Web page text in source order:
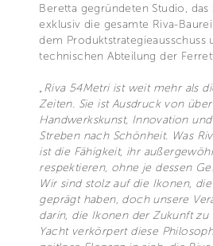
Beretta gegründeten Studio, das
exklusiv die gesamte Riva-
dem Produktstrategieausschuss
technischen Abteilung der
„Riva 54Metri ist weit mehr als
Zeiten. Sie ist Ausdruck von
Handwerkskunst, Innovation
Streben nach Schönheit. Was
ist die Fähigkeit, ihr
respektieren, ohne je dessen
Wir sind stolz auf die Ikonen,
geprägt haben, doch unsere
darin, die Ikonen der Zukunft zu
Yacht verkörpert diese